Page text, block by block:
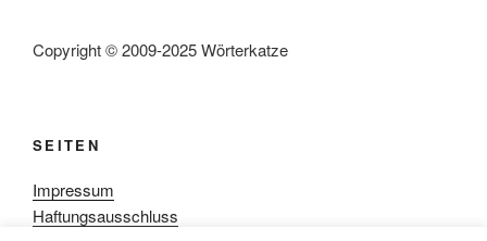
Copyright © 2009-2025 Wörterkatze
SEITEN
Impressum
Haftungsausschluss